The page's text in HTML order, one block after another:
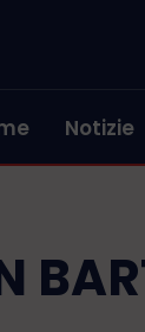
Notizie